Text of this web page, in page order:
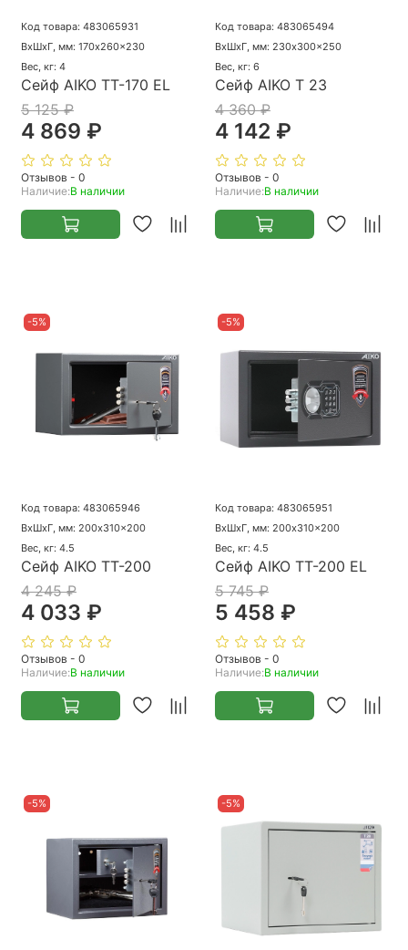
Код товара: 483065931
ВхШхГ, мм: 170x260x230
Вес, кг: 4
Сейф AIKO ТТ-170 EL
5 125 ₽
4 869 ₽
Отзывов - 0
Наличие:В наличии
Код товара: 483065494
ВхШхГ, мм: 230x300x250
Вес, кг: 6
Сейф AIKO Т 23
4 360 ₽
4 142 ₽
Отзывов - 0
Наличие:В наличии
-5%
Код товара: 483065946
ВхШхГ, мм: 200x310x200
Вес, кг: 4.5
Сейф AIKO ТТ-200
4 245 ₽
4 033 ₽
Отзывов - 0
Наличие:В наличии
-5%
Код товара: 483065951
ВхШхГ, мм: 200x310x200
Вес, кг: 4.5
Сейф AIKO ТТ-200 EL
5 745 ₽
5 458 ₽
Отзывов - 0
Наличие:В наличии
-5% -5%